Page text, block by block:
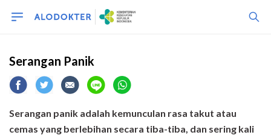
Serangan Panik
Serangan panik adalah kemunculan rasa takut atau
cemas yang berlebihan secara tiba-tiba, dan sering kali